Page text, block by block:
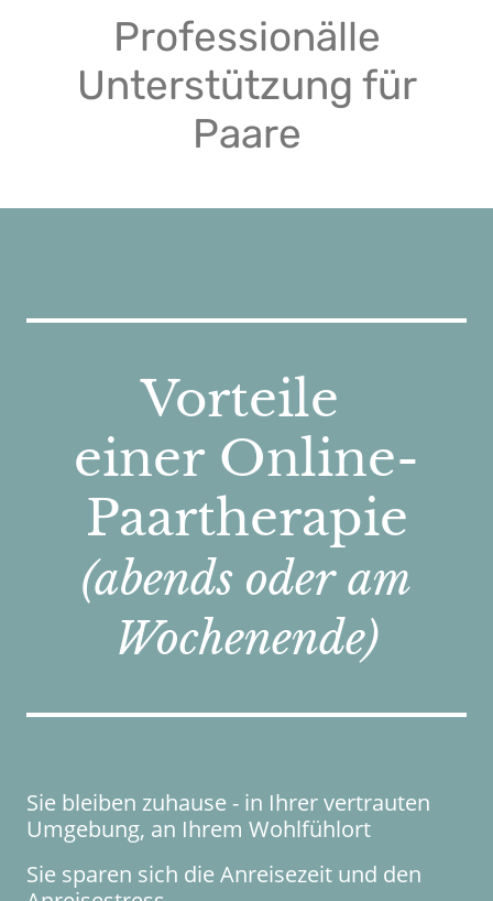
Professionälle
Unterstützung für
Paare
Vorteile
einer Online-
Paartherapie
(abends oder am
Wochenende)
Sie bleiben zuhause - in Ihrer vertrauten
Umgebung, an Ihrem Wohlfühlort
Sie sparen sich die Anreisezeit und den